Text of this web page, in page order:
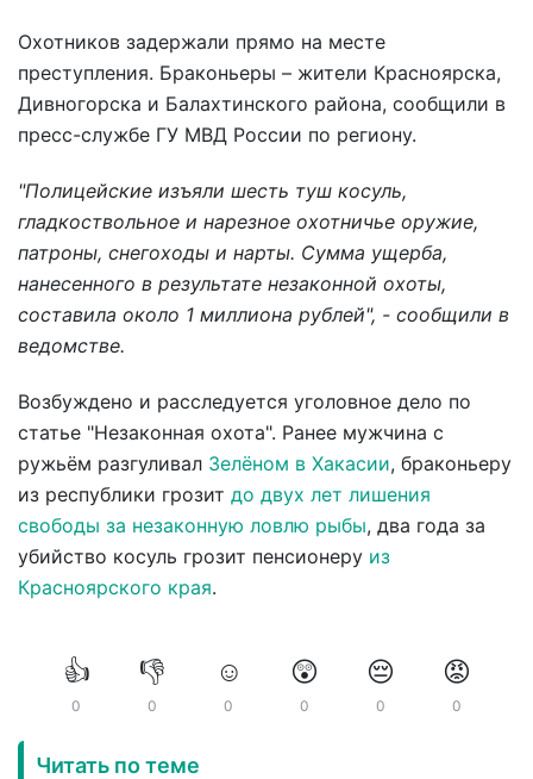
Охотников задержали прямо на месте
преступления. Браконьеры – жители Красноярска,
Дивногорска и Балахтинского района, сообщили в
пресс-службе ГУ МВД России по региону.
"Полицейские изъяли шесть туш косуль,
гладкоствольное и нарезное охотничье оружие,
патроны, снегоходы и нарты. Сумма ущерба,
нанесенного в результате незаконной охоты,
составила около 1 миллиона рублей", - сообщили в
ведомстве.
Возбуждено и расследуется уголовное дело по
статье "Незаконная охота". Ранее мужчина с
ружьём разгуливал Зелёном в Хакасии, браконьеру
из республики грозит до двух лет лишения
свободы за незаконную ловлю рыбы, два года за
убийство косуль грозит пенсионеру из
Красноярского края.
👍
0
👎
0
☺️
0
😲
0
😔
0
😡
0
Читать по теме